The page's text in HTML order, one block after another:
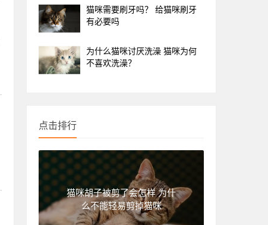
猫咪需要刷牙吗？ 给猫咪刷牙
有必要吗
为什么猫咪讨厌洗澡 猫咪为何
不喜欢洗澡？
点击排行
猫咪胡子被剪了会怎样 为什
么不能轻易剪掉猫咪